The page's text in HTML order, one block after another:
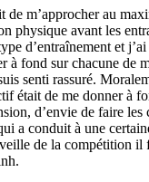
de m’approcher au
physique avant les
d’entraînement et
à fond sur chacune de
senti rassuré.
était de me donner à
d’envie de faire les
a conduit à une
de la compétition il